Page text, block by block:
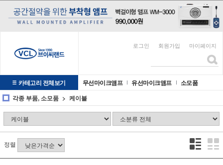
로그인 회원가입 마이페이지
카테고리 전체보기 무선마이크앰프 유선마이크앰프
소모품
각종 부품, 소모품
케이블
정렬